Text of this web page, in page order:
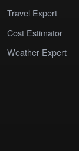
Travel Expert
Cost Estimator
Weather Expert